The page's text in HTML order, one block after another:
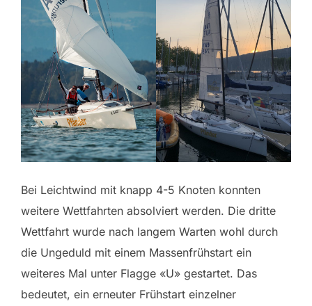
Bei Leichtwind mit knapp 4-5 Knoten konnten
weitere Wettfahrten absolviert werden. Die dritte
Wettfahrt wurde nach langem Warten wohl durch
die Ungeduld mit einem Massenfrühstart ein
weiteres Mal unter Flagge «U» gestartet. Das
bedeutet, ein erneuter Frühstart einzelner